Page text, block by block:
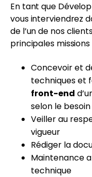
En tant que
vous interviendrez
de l’un de nos
principales
Concevoir et
techniques et
front-end
selon le
Veiller au
vigueur
Rédiger la
Maintenance
technique